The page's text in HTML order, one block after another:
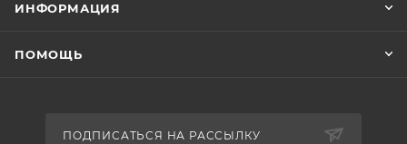
ИНФОРМАЦИЯ
ПОМОЩЬ
ПОДПИСАТЬСЯ НА РАССЫЛКУ